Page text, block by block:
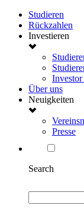
Studieren
Rückzahlen
Investieren
Über uns
Neuigkeiten
Presse
Search